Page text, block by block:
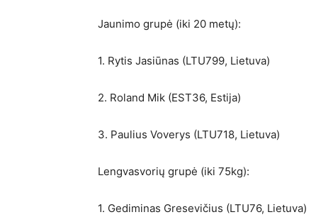
Jaunimo grupė (iki 20 metų):
1. Rytis Jasiūnas (LTU799, Lietuva)
2. Roland Mik (EST36, Estija)
3. Paulius Voverys (LTU718, Lietuva)
Lengvasvorių grupė (iki 75kg):
1. Gediminas Gresevičius (LTU76, Lietuva)